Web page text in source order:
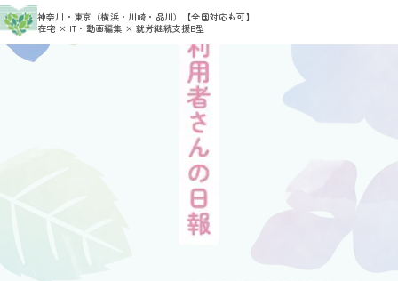
神奈川・東京（横浜・川崎・品川）
【全国対応も可】
在宅 × IT・動画編集 × 就労継続支援B型
HOME > 利用者さんの日報 > mitti